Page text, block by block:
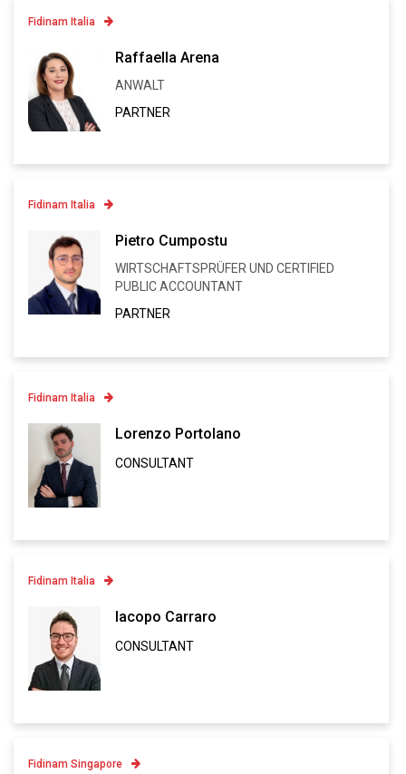
Fidinam Italia
Raffaella Arena
ANWALT
PARTNER
Fidinam Italia
Pietro Cumpostu
WIRTSCHAFTSPRÜFER UND CERTIFIED
PUBLIC ACCOUNTANT
PARTNER
Fidinam Italia
Lorenzo Portolano
CONSULTANT
Fidinam Italia
Iacopo Carraro
CONSULTANT
Fidinam Singapore